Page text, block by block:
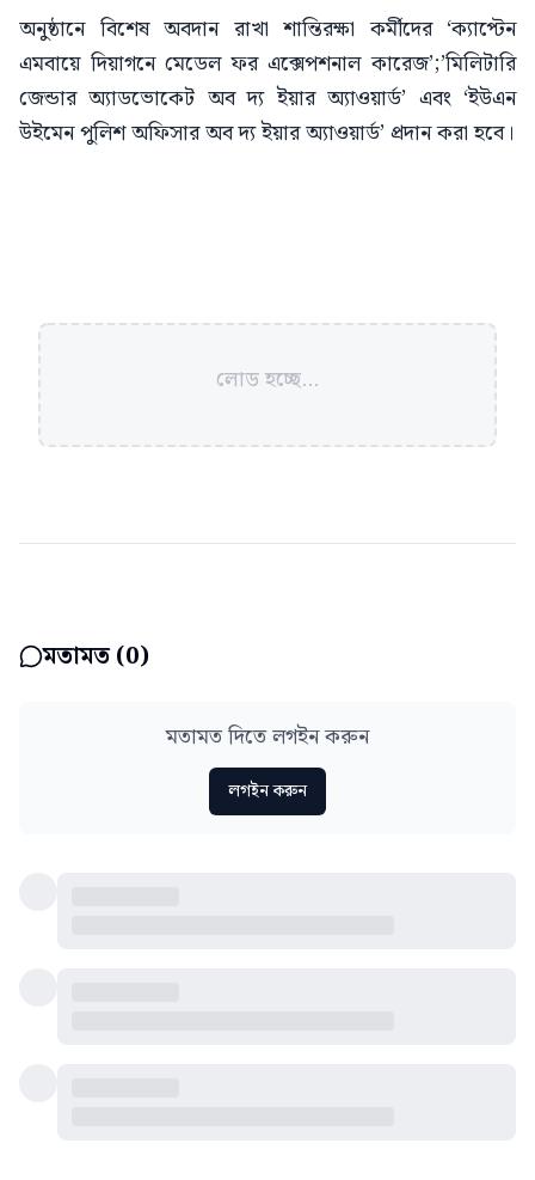
অনুষ্ঠানে বিশেষ অবদান রাখা শান্তিরক্ষা কর্মীদের ‘ক্যাপ্টেন
এমবায়ে দিয়াগনে মেডেল ফর এক্সেপশনাল কারেজ’;’মিলিটারি
জেন্ডার অ্যাডভোকেট অব দ্য ইয়ার অ্যাওয়ার্ড’ এবং ‘ইউএন
উইমেন পুলিশ অফিসার অব দ্য ইয়ার অ্যাওয়ার্ড’ প্রদান করা হবে।
লোড হচ্ছে...
মতামত (0)
মতামত দিতে লগইন করুন
লগইন করুন